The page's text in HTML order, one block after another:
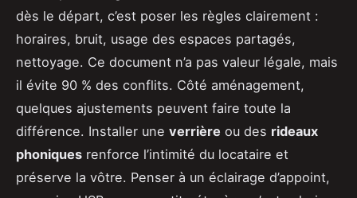
dès le départ, c’est poser les règles clairement :
horaires, bruit, usage des espaces partagés,
nettoyage. Ce document n’a pas valeur légale, mais
il évite 90 % des conflits. Côté aménagement,
quelques ajustements peuvent faire toute la
différence. Installer une verrière ou des rideaux
phoniques renforce l’intimité du locataire et
préserve la vôtre. Penser à un éclairage d’appoint,